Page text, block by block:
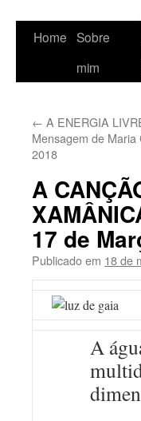
Pular
conteúdo
Home Sobre
mim
← A ENERGIA
Mensagem de
2018
A
17 de
Publicado em 18 de
A